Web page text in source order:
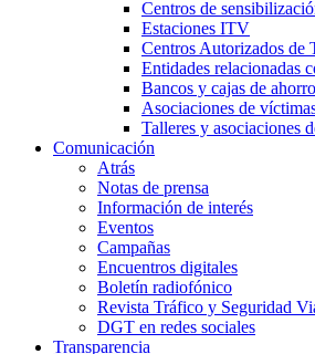
Centros de
Estaciones ITV
Centros Autorizados de
Entidades relacionadas
Bancos y cajas de ahorro
Asociaciones de
Talleres y asociaciones
Comunicación
Atrás
Notas de prensa
Información de interés
Eventos
Campañas
Encuentros digitales
Boletín radiofónico
Revista Tráfico y Seguridad
DGT en redes sociales
Transparencia